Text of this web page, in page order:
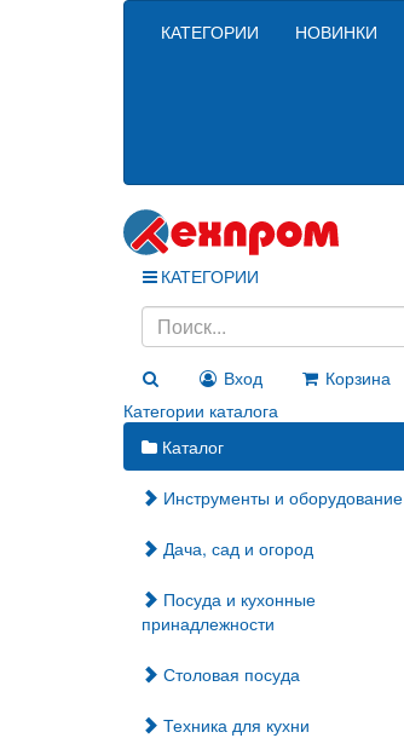
КАТЕГОРИИ НОВИНКИ
КАТЕГОРИИ
Вход
Корзина
Категории каталога
Каталог
Инструменты и оборудование
Дача, сад и огород
Посуда и кухонные
принадлежности
Столовая посуда
Техника для кухни